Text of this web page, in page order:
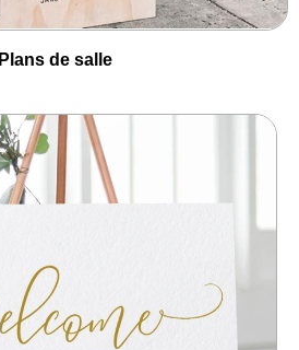
Plans de salle